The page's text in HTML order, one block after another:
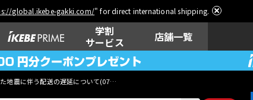
global.ikebe-gakki.com/" for direct international shipping.
学割
サービス
店舗一覧
地震に伴う配送の遅延について(07月29日